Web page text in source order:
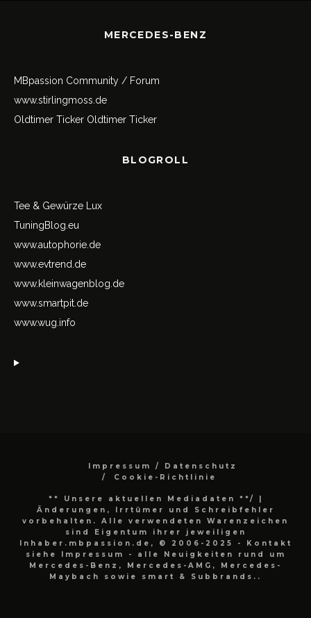
MERCEDES-BENZ
MBpassion Community / Forum
www.stirlingmoss.de
Oldtimer Ticker Oldtimer Ticker
BLOGROLL
Tee & Gewürze Lux
TuningBlog.eu
www.autophorie.de
www.evtrend.de
www.kleinwagenblog.de
www.smartpit.de
www.wug.info
Impressum / Datenschutz
Cookie-Richtlinie
** Unsere aktuellen Mediadaten **/
|
Änderungen, Irrtümer und Schreibfehler
vorbehalten. Alle verwendeten Warenzeichen
sind Eigentum ihrer jeweiligen
Inhaber.mbpassion.de, © 2006-2025 - Kontakt
siehe Impressum - alle Neuigkeiten rund um
Mercedes-Benz, Mercedes-AMG, Mercedes-
Maybach sowie smart & Subbrands..